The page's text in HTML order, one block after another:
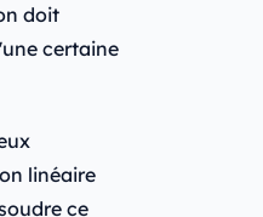
doit
certaine
linéaire
ce